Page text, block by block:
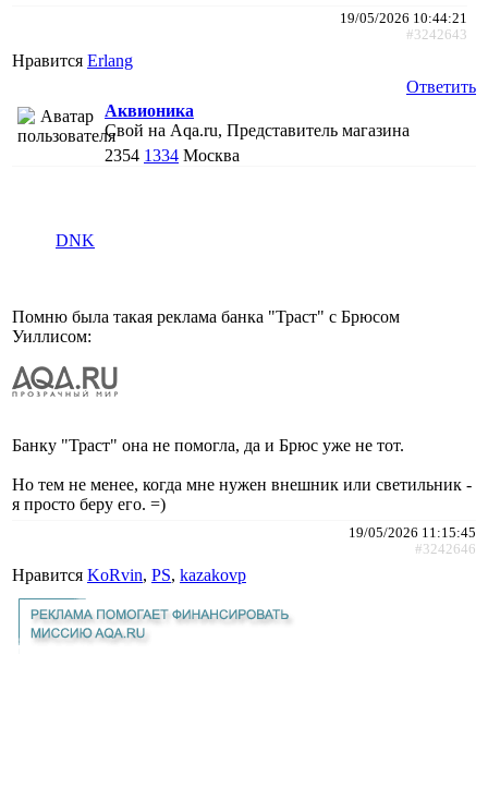
19/05/2026 10:44:21
#3242643
Нравится Erlang
Ответить
Аквионика
Свой на Aqa.ru, Представитель магазина
2354 1334 Москва
DNK
Помню была такая реклама банка "Траст" с Брюсом
Уиллисом:
Банку "Траст" она не помогла, да и Брюс уже не тот.
Но тем не менее, когда мне нужен внешник или светильник -
я просто беру его. =)
19/05/2026 11:15:45
#3242646
Нравится KoRvin, PS, kazakovp